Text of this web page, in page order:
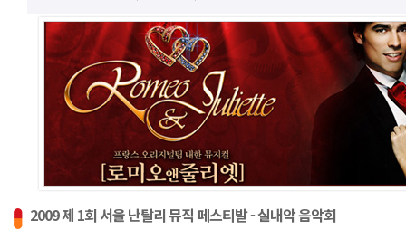
2009 제 1회 서울 난탈리 뮤직 페스티발 - 실내악 음악회